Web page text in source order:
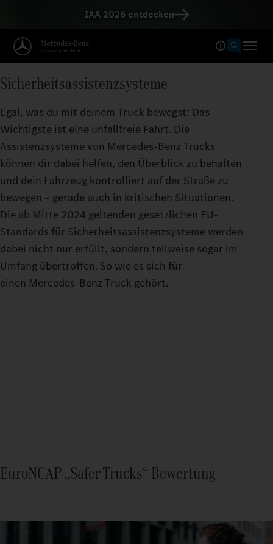
IAA 2026 entdecken
Sicherheitsassistenzsysteme
Egal, was du mit deinem Truck bewegst: Das
Wichtigste ist eine unfallfreie Fahrt. Die
Assistenzsysteme von Mercedes‑Benz Trucks
können dir dabei helfen, den Überblick zu behalten
und dein Fahrzeug kontrolliert auf der Straße zu
bewegen – gerade auch in kritischen Situationen.
Die ab Mitte 2024 geltenden gesetzlichen EU-
Standards für Sicherheitsassistenzsysteme werden
dabei nicht nur erfüllt, sondern teilweise sogar im
Umfang übertroffen. So wie es sich für
einen Mercedes‑Benz Truck gehört.
EuroNCAP „Safer Trucks“ Bewertung